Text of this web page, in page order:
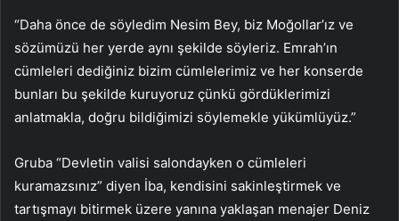
“Daha önce de söyledim Nesim Bey, biz Moğollar’ız ve
sözümüzü her yerde aynı şekilde söyleriz. Emrah’ın
cümleleri dediğiniz bizim cümlelerimiz ve her konserde
bunları bu şekilde kuruyoruz çünkü gördüklerimizi
anlatmakla, doğru bildiğimizi söylemekle yükümlüyüz.”
Gruba “Devletin valisi salondayken o cümleleri
kuramazsınız” diyen İba, kendisini sakinleştirmek ve
tartışmayı bitirmek üzere yanına yaklaşan menajer Deniz